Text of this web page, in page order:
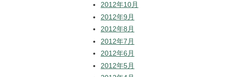
2012年10月
2012年9月
2012年8月
2012年7月
2012年6月
2012年5月